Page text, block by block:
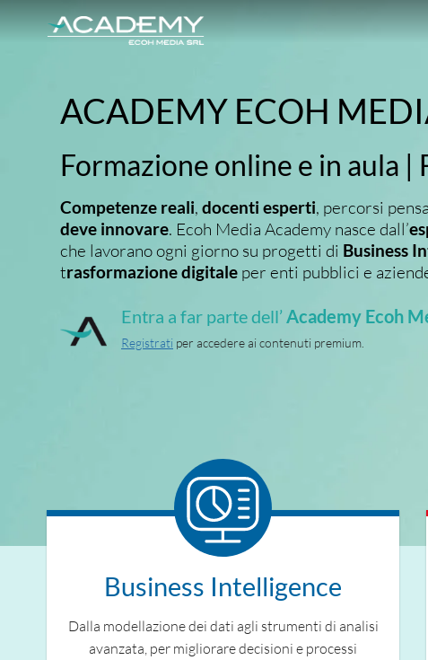
ACADEMY ECOH
Formazione online e in aula |
Competenze reali, docenti esperti, percorsi
deve innovare. Ecoh Media Academy nasce dall’
che lavorano ogni giorno su progetti di Business
trasformazione digitale per enti pubblici e
Entra a far parte dell’Academy Ecoh
Registrati per accedere ai contenuti premium.
Business Intelligence
Dalla modellazione dei dati agli strumenti di analisi
avanzata, per migliorare decisioni e processi